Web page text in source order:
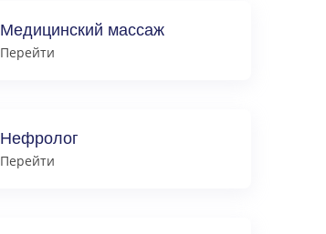
Медицинский массаж
Перейти
Нефролог
Перейти